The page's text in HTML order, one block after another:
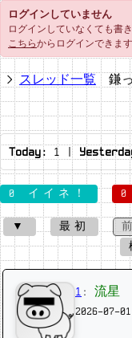
ログインしていません
ログインしていなくても書
こちらからログインできます
スレッド一覧 鎌
Today: 1 |
0 イイネ！ 0
▼ 最初 前
1 : 流星
2026-07-